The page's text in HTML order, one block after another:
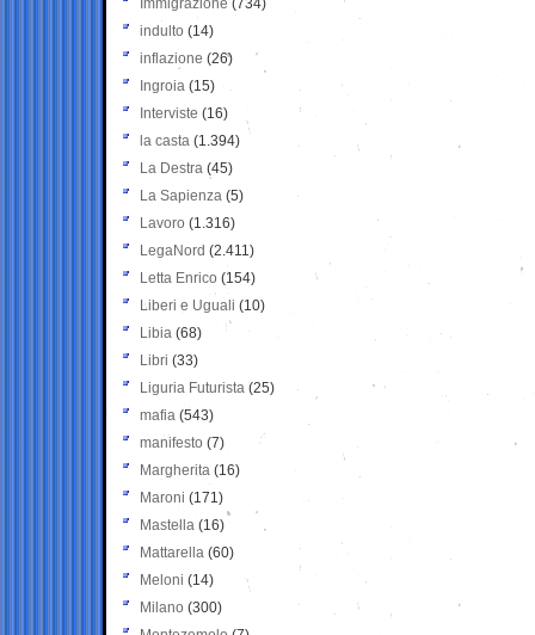
Immigrazione (734)
indulto (14)
inflazione (26)
Ingroia (15)
Interviste (16)
la casta (1.394)
La Destra (45)
La Sapienza (5)
Lavoro (1.316)
LegaNord (2.411)
Letta Enrico (154)
Liberi e Uguali (10)
Libia (68)
Libri (33)
Liguria Futurista (25)
mafia (543)
manifesto (7)
Margherita (16)
Maroni (171)
Mastella (16)
Mattarella (60)
Meloni (14)
Milano (300)